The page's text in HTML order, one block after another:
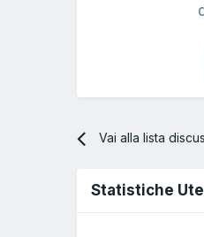
Vai alla lista
Statistiche